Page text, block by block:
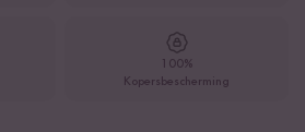
100%
Kopersbescherming